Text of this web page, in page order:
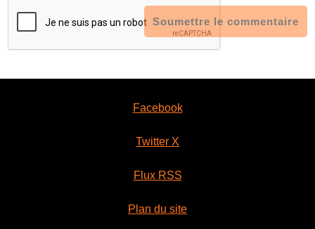
Soumettre le commentaire
Facebook
Twitter X
Flux RSS
Plan du site